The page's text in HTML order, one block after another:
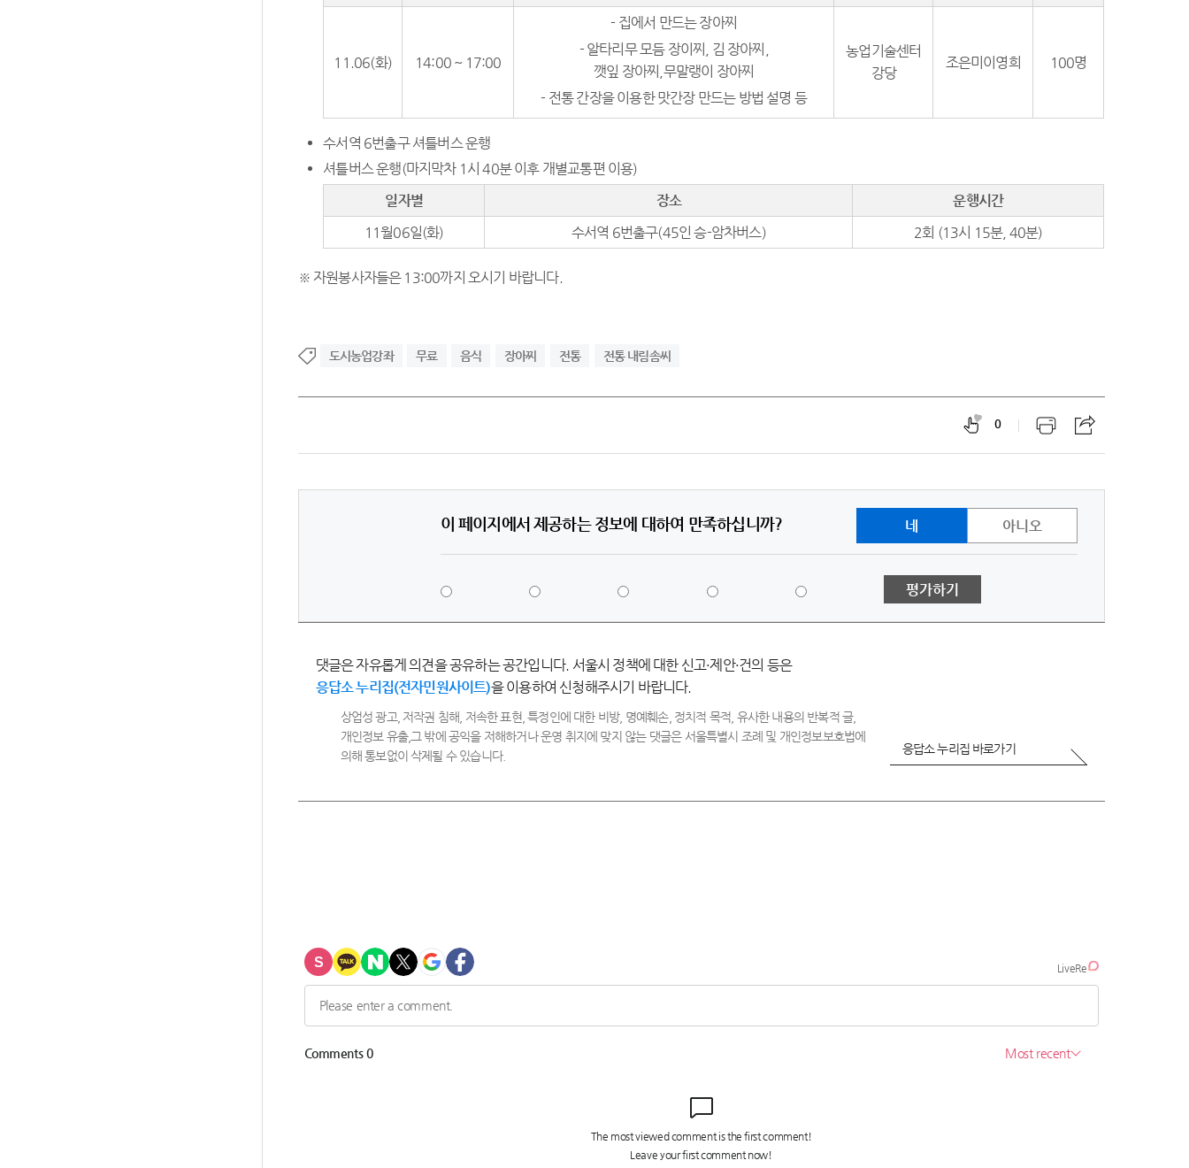
11.06(화) 14:00 ~ 17:00
- 집에서 만드는 장아찌
- 알타리무 모듬 장이찌, 김 장아찌,
깻잎 장아찌,무말랭이 장아찌
- 전통 간장을 이용한 맛간장 만드는 방법 설명 등
농업기술센터
강당
조은미이영희 100명
수서역 6번출구 셔틀버스 운행
셔틀버스 운행(마지막차 1시 40분 이후 개별교통편 이용)
일자별
장소
운행시간
11월06일(화)
수서역 6번출구(45인 승-암차버스) 2회 (13시 15분, 40분)
※ 자원봉사자들은 13:00까지 오시기 바랍니다.
도시농업강좌 무료 음식 장아찌 전통 전통 내림솜씨
0
이 페이지에서 제공하는 정보에 대하여 만족하십니까? 네 아니오
만
족
족
평가하기
댓글은 자유롭게 의견을 공유하는 공간입니다. 서울시 정책에 대한 신고·제안·건의 등은
응답소 누리집(전자민원사이트)을 이용하여 신청해주시기 바랍니다.
상업성 광고, 저작권 침해, 저속한 표현, 특정인에 대한 비방, 명예훼손, 정치적 목적, 유사한 내용의 반복적 글,
개인정보 유출,그 밖에 공익을 저해하거나 운영 취지에 맞지 않는 댓글은 서울특별시 조례 및 개인정보보호법에
의해 통보없이 삭제될 수 있습니다.
응답소 누리집 바로가기